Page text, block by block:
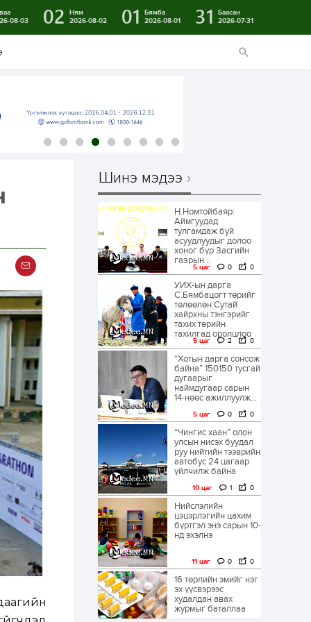
08-03
02
Ням
2026-08-02
01
Бямба
2026-08-01
31
Баасан
2026-07-31
Шинэ мэдээ
Н.Номтойбаяр:
Аймгуудад
тулгамдаж буй
асуудлуудыг долоо
хоног бүр Засгийн
газрын...
5 цаг 0 0
УИХ-ын дарга
С.Бямбацогт төрийг
төлөөлөн Сутай
хайрхны тэнгэрийг
тахих төрийн
тахилгад оролцлоо
5 цаг 2 0
“Хотын дарга сонсож
байна” 150150 тусгай
дугаарыг
наймдугаар сарын
14-нөөс ажиллуулж...
5 цаг 0 0
“Чингис хаан” олон
улсын нисэх буудал
руу нийтийн тээврийн
автобус 24 цагаар
үйлчилж байна
10 цаг 1 0
Нийслэлийн
цэцэрлэгийн цахим
бүртгэл энэ сарын 10-
нд эхэлнэ
11 цаг 0 0
16 төрлийн эмийг нэг
эх үүсвэрээс
худалдан авах
журмыг баталлаа